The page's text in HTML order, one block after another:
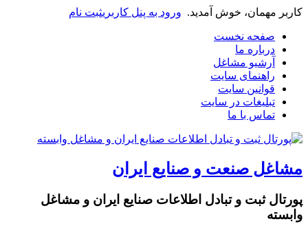
کاربر مهمان، خوش آمدید. ورود به پنل کاربریثبت نام
صفحه نخست
درباره ما
آرشیو مشاغل
راهنمای سایت
قوانین سایت
تبلیغات در سایت
تماس با ما
مشاغل صنعت و صنایع ایران
پورتال ثبت و تبادل اطلاعات صنایع ایران و مشاغل
وابسته